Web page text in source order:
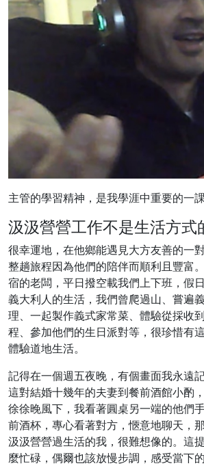
主管的學習精神，是我學涯中重要的一課
汲汲營營工作不是生活方式
很幸運地，在他鄉能遇見大方友善的一
整趟旅程因為他們的陪伴而順利且豐富
宿的老闆，平日撥空載我們上下班，假
義大利人的生活，我們曾爬過山、嘗遍
理、一起製作義式家常菜、體驗從採收
程、參加他們的生日派對等，很珍惜有
體驗道地生活。
記得在一個週五夜晚，有個畫面我永遠
這對結婚十幾年的夫妻到餐前酒館小酌
徐徐晚風下，我看著圓桌另一端的他們
前酒杯，專心看著對方，愜意地聊天，
汲汲營營過生活的我，很難想像的。這
麼忙碌，偶爾也該放慢步調，感受當下的